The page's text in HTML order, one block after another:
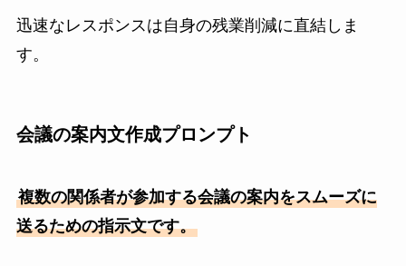
迅速なレスポンスは自身の残業削減に直結しま
す。
会議の案内文作成プロンプト
複数の関係者が参加する会議の案内をスムーズに
送るための指示文です。